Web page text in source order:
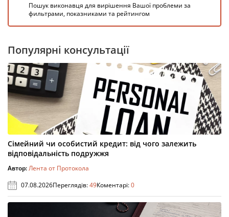
Пошук виконавця для вирішення Вашої проблеми за
фильтрами, показниками та рейтингом
Популярні консультації
Сімейний чи особистий кредит: від чого залежить
відповідальність подружжя
Автор:Лента от Протокола
07.08.2026Переглядів:49Коментарі:0